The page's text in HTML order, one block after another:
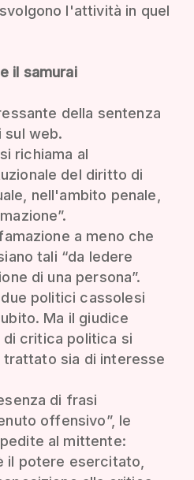
l'attività in quel
il samurai
della sentenza
sul web.
richiama al
del diritto di
nell'ambito penale,
a meno che
tali “da ledere
di una persona”.
politici cassolesi
Ma il giudice
critica politica si
sia di interesse
di frasi
offensivo”, le
al mittente:
il potere esercitato,